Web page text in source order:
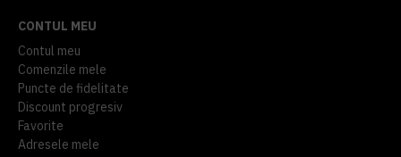
CONTUL MEU
Contul meu
Comenzile mele
Puncte de fidelitate
Discount progresiv
Favorite
Adresele mele